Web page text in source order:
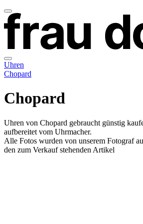
Uhren
Chopard
Chopard
Uhren von Chopard gebraucht günstig
aufbereitet vom Uhrmacher.
Alle Fotos wurden von unserem Fotograf
den zum Verkauf stehenden Artikel